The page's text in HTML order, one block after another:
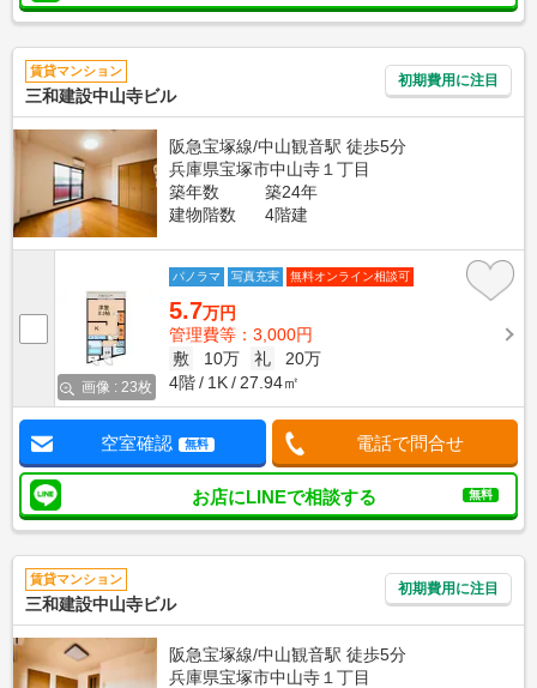
賃貸マンション
三和建設中山寺ビル
初期費用に注目
阪急宝塚線/中山観音駅 徒歩5分
兵庫県宝塚市中山寺１丁目
築年数
築24年
建物階数
4階建
画像 : 23枚
パノラマ 写真充実 無料オンライン相談可
5.7万円
管理費等：3,000円
敷
10万 礼
20万
4階
1K 27.94㎡
空室確認 無料 電話で問合せ
お店にLINEで相談する 無料
賃貸マンション
三和建設中山寺ビル
初期費用に注目
阪急宝塚線/中山観音駅 徒歩5分
兵庫県宝塚市中山寺１丁目